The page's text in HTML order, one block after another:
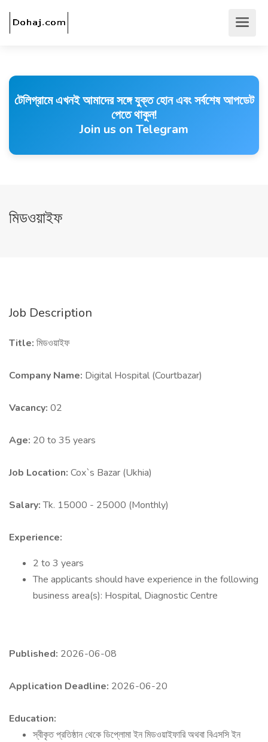
টেলিগ্রামে এখনই আমাদের সঙ্গে যুক্ত হোন এবং সর্বশেষ আপডেট
পেতে থাকুন!
Join us on Telegram
মিডওয়াইফ
Job Description
Title: মিডওয়াইফ
Company Name: Digital Hospital (Courtbazar)
Vacancy: 02
Age: 20 to 35 years
Job Location: Cox`s Bazar (Ukhia)
Salary:Tk. 15000 - 25000 (Monthly)
Experience:
2 to 3 years
The applicants should have experience in the following
business area(s): Hospital, Diagnostic Centre
Published: 2026-06-08
Application Deadline: 2026-06-20
Education:
স্বীকৃত প্রতিষ্ঠান থেকে ডিপ্লোমা ইন মিডওয়াইফারি অথবা বিএসসি ইন